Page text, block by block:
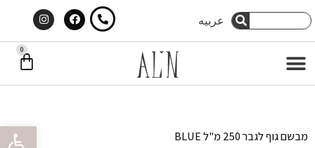
פתח
דילוג
חיפוש
חיפוש
عربيه
Facebook
Instagram
תפריט
0
מבשם גוף לגבר 250 מ"ל BLUE